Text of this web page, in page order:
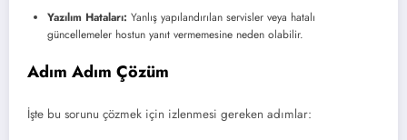
Yazılım Hataları: Yanlış yapılandırılan servisler veya hatalı
güncellemeler hostun yanıt vermemesine neden olabilir.
Adım Adım Çözüm
İşte bu sorunu çözmek için izlenmesi gereken adımlar: